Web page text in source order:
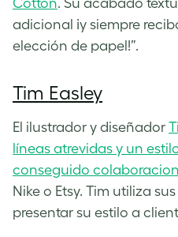
adicional ¡y siempre
elección de papel!”.
Tim Easley
El ilustrador y diseñador
líneas atrevidas y un
conseguido
Nike o Etsy. Tim utiliza
presentar su estilo a